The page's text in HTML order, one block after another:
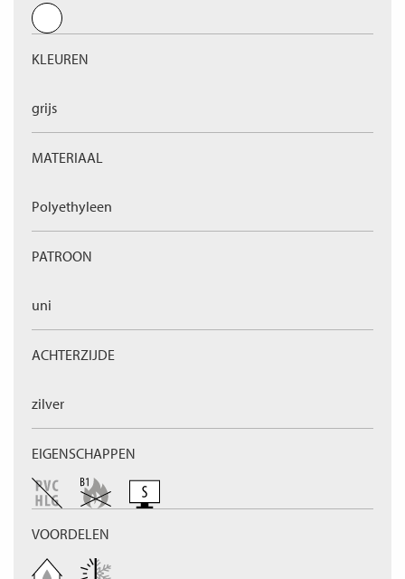
KLEUREN
grijs
MATERIAAL
Polyethyleen
PATROON
uni
ACHTERZIJDE
zilver
EIGENSCHAPPEN
VOORDELEN